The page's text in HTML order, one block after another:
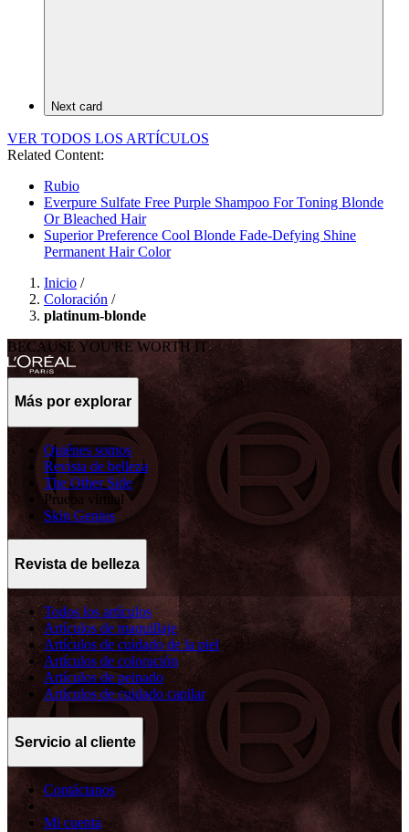
Next card
VER TODOS LOS ARTÍCULOS
Related Content:
Rubio
Everpure Sulfate Free Purple Shampoo For Toning Blonde
Or Bleached Hair
Superior Preference Cool Blonde Fade-Defying Shine
Permanent Hair Color
Inicio /
Coloración /
platinum-blonde
BECAUSE YOU'RE WORTH IT
Más por explorar
Quiénes somos
Revista de belleza
The Other Side
Prueba virtual
Skin Genius
Revista de belleza
Todos los artículos
Artículos de maquillaje
Artículos de cuidado de la piel
Artículos de coloración
Artículos de peinado
Artículos de cuidado capilar
Servicio al cliente
Contáctanos
Mi cuenta